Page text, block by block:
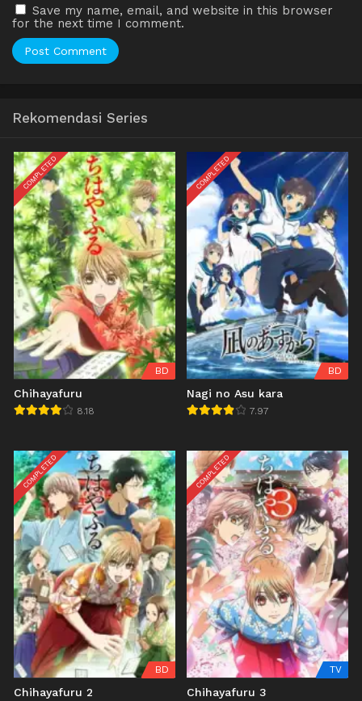
Save my name, email, and website in this browser
for the next time I comment.
Rekomendasi Series
COMPLETED
BD
Chihayafuru
8.18
COMPLETED
BD
Nagi no Asu kara
7.97
COMPLETED
BD
Chihayafuru 2
COMPLETED
TV
Chihayafuru 3